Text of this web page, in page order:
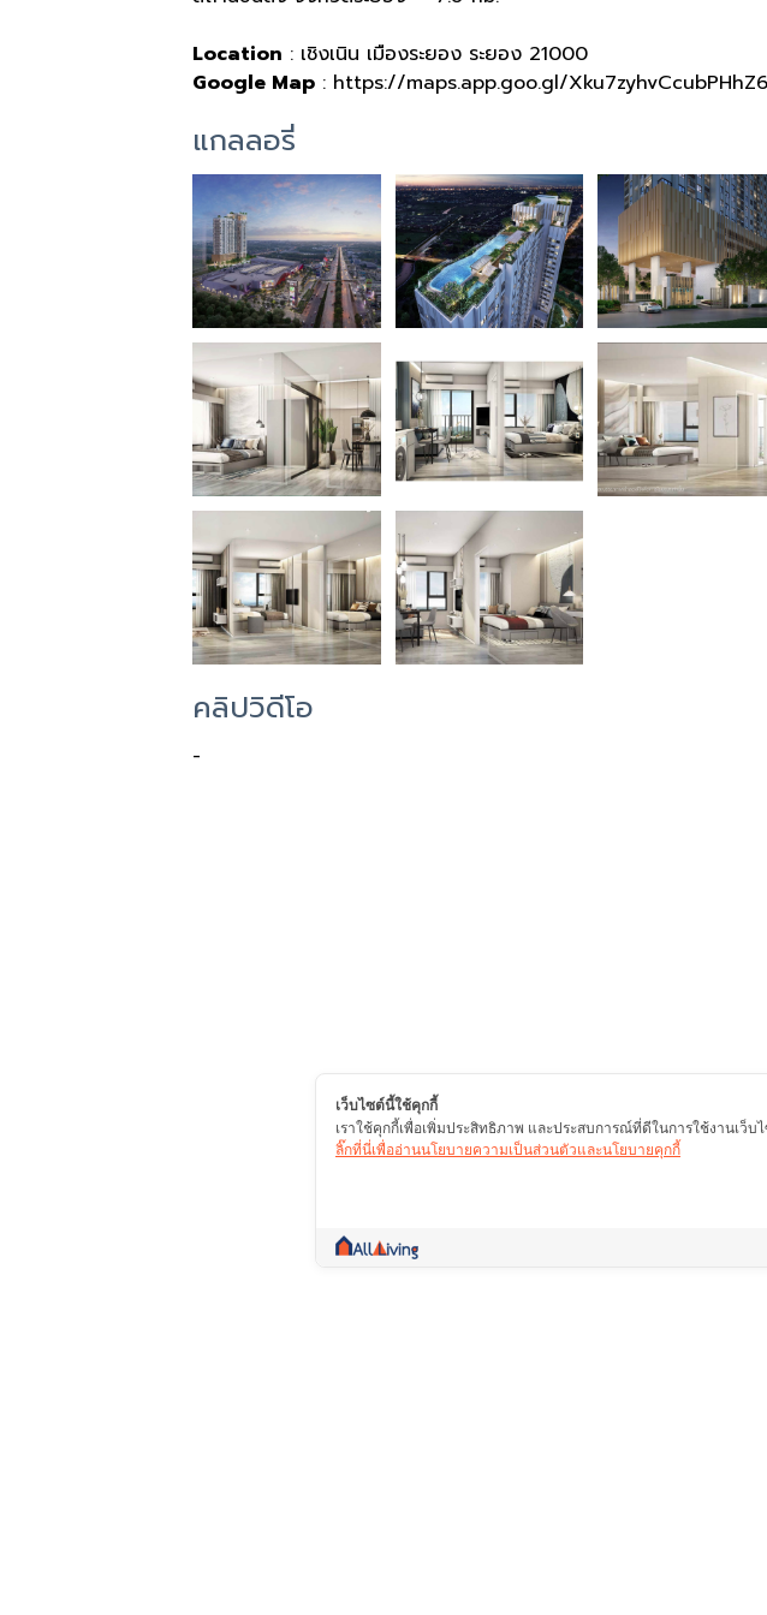
Location : เชิงเนิน เมืองระยอง ระยอง 21000
Google Map : https://maps.app.goo.gl/Xku7zyhvCcubPHhZ6
แกลลอรี่
คลิปวิดีโอ
-
เว็บไซต์นี้ใช้คุกกี้
เราใช้คุกกี้เพื่อเพิ่มประสิทธิภาพ และประสบการณ์ที่ดีในการใช้งานเ
ลิ๊กที่นี่เพื่ออ่านนโยบายความเป็นส่วนตัวและนโยบายคุกกี้